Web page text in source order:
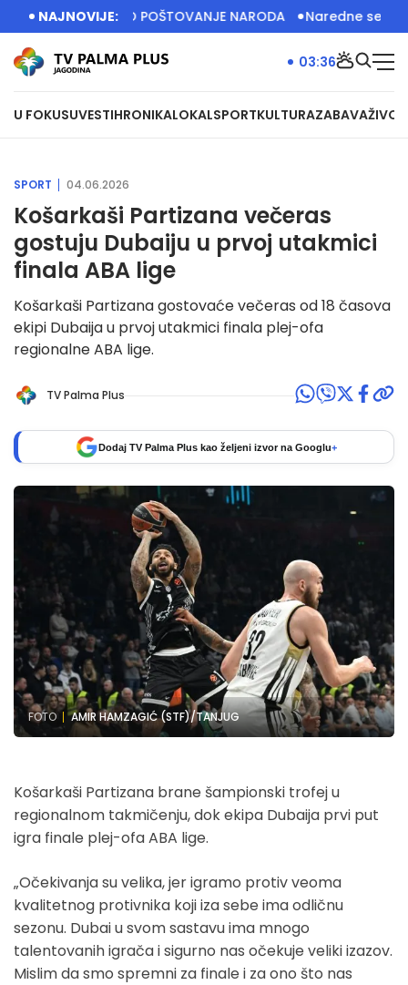
NAJNOVIJE:
IMA VELIKO POŠTOVANJE NARODA Naredne sedinice
U FOKUSUVESTIHRONIKALOKALSPORTKULTURAZABAVAŽIVOT
03:36
SPORT 04.06.2026
Košarkaši Partizana večeras
gostuju Dubaiju u prvoj utakmici
finala ABA lige
Košarkaši Partizana gostovaće večeras od 18 časova
ekipi Dubaija u prvoj utakmici finala plej-ofa
regionalne ABA lige.
TV Palma Plus
Dodaj TV Palma Plus kao željeni izvor na Googlu+
FOTO AMIR HAMZAGIĆ (STF)/TANJUG
Košarkaši Partizana brane šampionski trofej u
regionalnom takmičenju, dok ekipa Dubaija prvi put
igra finale plej-ofa ABA lige.
„Očekivanja su velika, jer igramo protiv veoma
kvalitetnog protivnika koji iza sebe ima odličnu
sezonu. Dubai u svom sastavu ima mnogo
talentovanih igrača i sigurno nas očekuje veliki izazov.
Mislim da smo spremni za finale i za ono što nas